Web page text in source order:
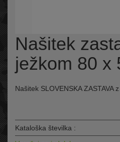
Našitek
ježkom 80 x
Našitek SLOVENSKA ZASTAVA
Kataloška številka :